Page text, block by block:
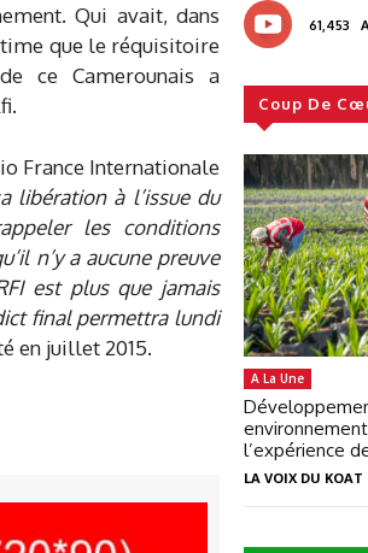
Qui avait, dans
que le réquisitoire
ce Camerounais a
France Internationale
libération à l’issue du
les conditions
n’y a aucune preuve
est plus que jamais
final permettra lundi
en juillet 2015.
61,453
Coup De
A La Une
l’expérience
LA VOIX DU KOAT